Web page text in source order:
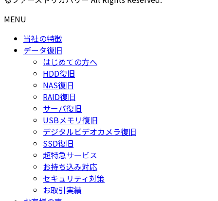
MENU
当社の特徴
データ復旧
はじめての方へ
HDD復旧
NAS復旧
RAID復旧
サーバ復旧
USBメモリ復旧
デジタルビデオカメラ復旧
SSD復旧
超特急サービス
お持ち込み対応
セキュリティ対策
お取引実績